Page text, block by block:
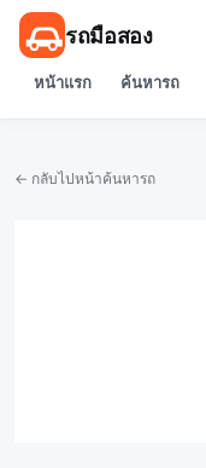
รถมือสอง
หน้าแรก ค้นหารถ
← กลับไปหน้าค้นหารถ